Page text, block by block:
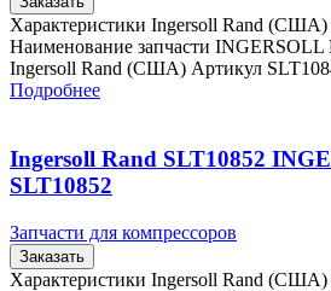
Характеристики Ingersoll Rand (США)
Наименование запчасти
Ingersoll Rand (США) Артикул
Подробнее
Ingersoll Rand SLT10852
SLT10852
Запчасти для компрессоров
Заказать
Характеристики Ingersoll Rand (США)